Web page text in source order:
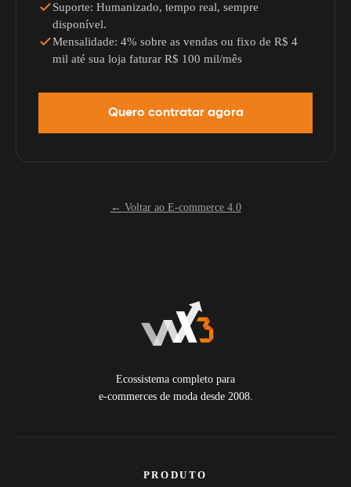
Suporte: Humanizado, tempo real, sempre
disponível.
Mensalidade: 4% sobre as vendas ou fixo de R$ 4
mil até sua loja faturar R$ 100 mil/mês
Quero contratar agora
← Voltar ao E-commerce 4.0
Ecossistema completo para
e-commerces de moda desde 2008.
PRODUTO